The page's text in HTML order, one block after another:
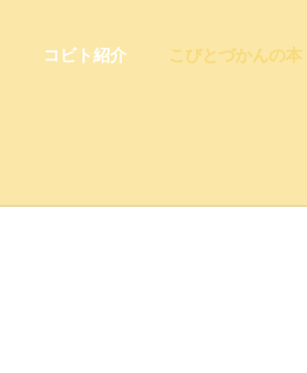
コビト紹介 こびとづかんの本